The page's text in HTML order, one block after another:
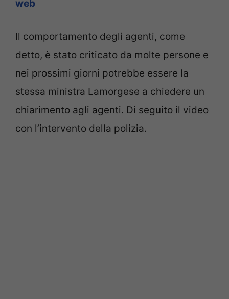
web
Il comportamento degli agenti, come
detto, è stato criticato da molte persone e
nei prossimi giorni potrebbe essere la
stessa ministra Lamorgese a chiedere un
chiarimento agli agenti. Di seguito il video
con l’intervento della polizia.